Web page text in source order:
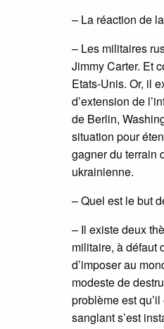
– La réaction de
– Les militaires
Jimmy Carter. Et
Etats-Unis. Or, il
d’extension de
de Berlin,
situation pour
gagner du terrain
ukrainienne.
– Quel est le but
– Il existe deux
militaire, à défaut
d’imposer au
modeste de
problème est
sanglant s’est